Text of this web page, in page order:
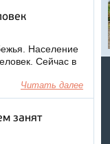
Население
Сейчас в
Читать далее
занят